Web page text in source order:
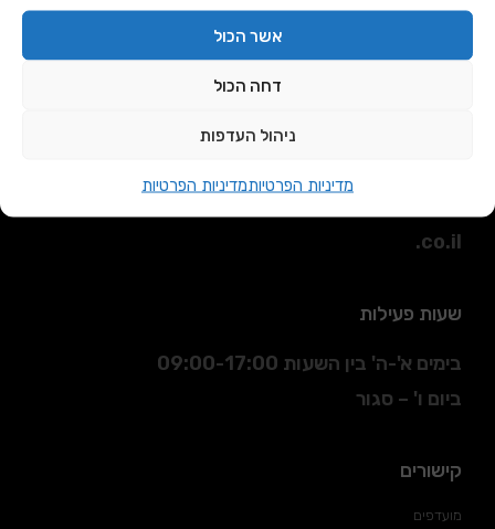
אשר הכול
דחה הכול
ניהול העדפות
מדיניות הפרטיותמדיניות הפרטיות
.co.il
שעות פעילות
בימים א'-ה' בין השעות 09:00-17:00
ביום ו' – סגור
קישורים
מועדפים